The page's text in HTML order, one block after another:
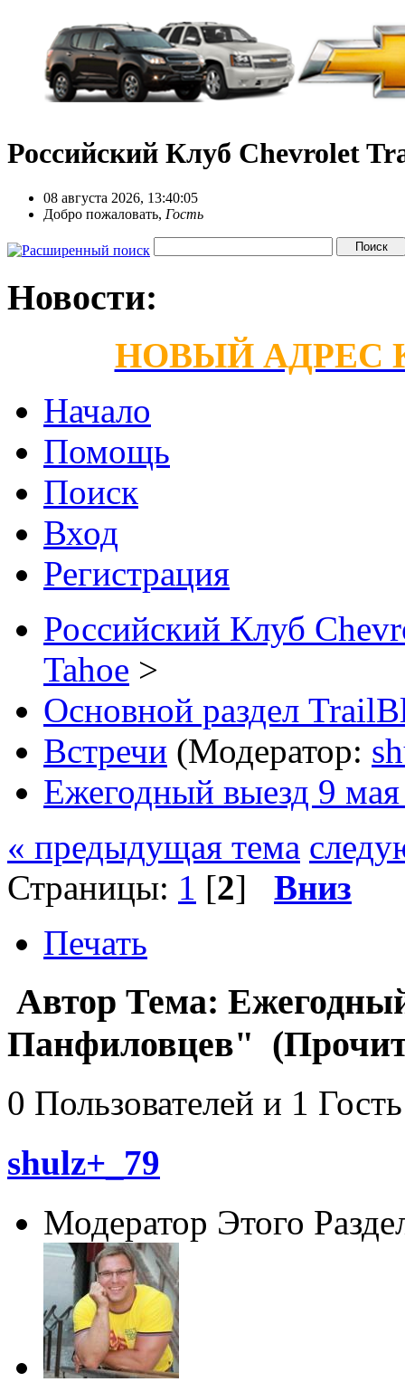
Российский Клуб Chevrolet
08 августа 2026, 13:40:05
Добро пожаловать, Гость
Новости:
НОВЫЙ АДРЕС
Начало
Помощь
Поиск
Вход
Регистрация
Российский Клуб
Tahoe >
Основной раздел
Встречи (Модератор:
Ежегодный выезд 9
« предыдущая тема
Страницы: 1 [2] Вниз
Печать
Автор Тема:
Панфиловцев"
0 Пользователей и 1
shulz+_79
Модератор Этого